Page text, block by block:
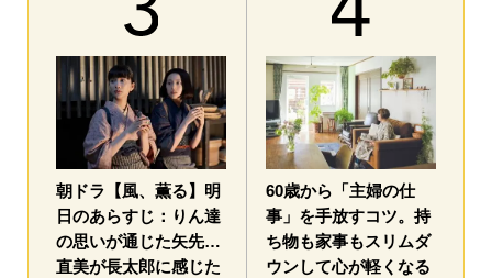
朝ドラ【風、薫る】明
日のあらすじ：​りん達
の思いが通じた矢先…
直美が長太郎に感じた
60歳から「主婦の仕
事」を手放すコツ。持
ち物も家事もスリムダ
ウンして心が軽くなる